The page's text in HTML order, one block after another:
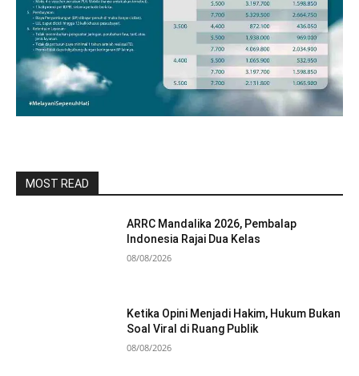
MOST READ
ARRC Mandalika 2026, Pembalap
Indonesia Rajai Dua Kelas
08/08/2026
Ketika Opini Menjadi Hakim, Hukum Bukan
Soal Viral di Ruang Publik
08/08/2026